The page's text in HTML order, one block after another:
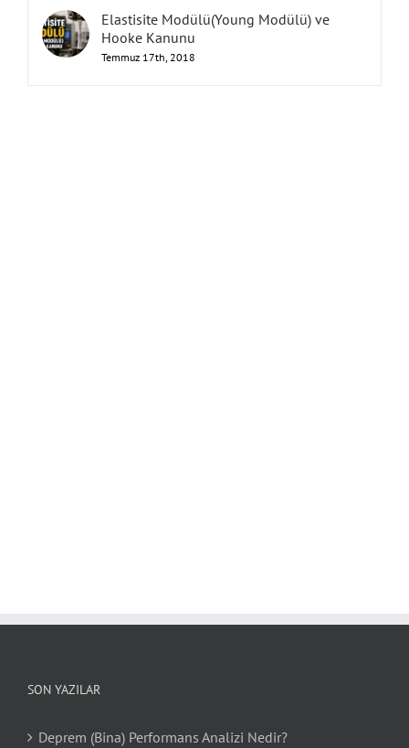
Elastisite Modülü(Young Modülü) ve
Hooke Kanunu
Temmuz 17th, 2018
SON YAZILAR
Deprem (Bina) Performans Analizi Nedir?